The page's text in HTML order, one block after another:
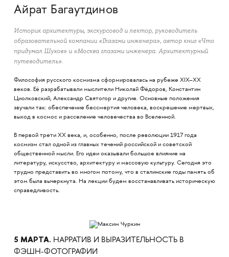
Айрат Багаутдинов
Историк архитектуры, экскурсовод и лектор, руководитель
образовательной компании «Глазами инженера», автор книг «Что
придумал Шухов» и «Москва глазами инженера. Архитектурный
путеводитель».
Философия русского космизма cформировалась на рубеже XIX–XX
веков. Её разрабатывали мыслители Николай Фёдоров, Константин
Циолковский, Александр Святогор и другие. Основные положения
звучали так: обеспечение бессмертия человека, воскрешение мертвых,
выход в космос и расселение человечества во Вселенной.
В первой трети XX века, и, особенно, после революции 1917 года
космизм стал одной из главных течений российской и советской
общественной мысли. Его идеи оказывали большое влияние на
литературу, искусство, архитектуру и массовую культуру. Сегодня это
трудно представить во многом потому, что в сталинские годы память об
этом была вычеркнута. На лекции будем восстанавливать историческую
справедливость.
5 МАРТА. НАРРАТИВ И ВЫРАЗИТЕЛЬНОСТЬ В
ФЭШН-ФОТОГРАФИИ